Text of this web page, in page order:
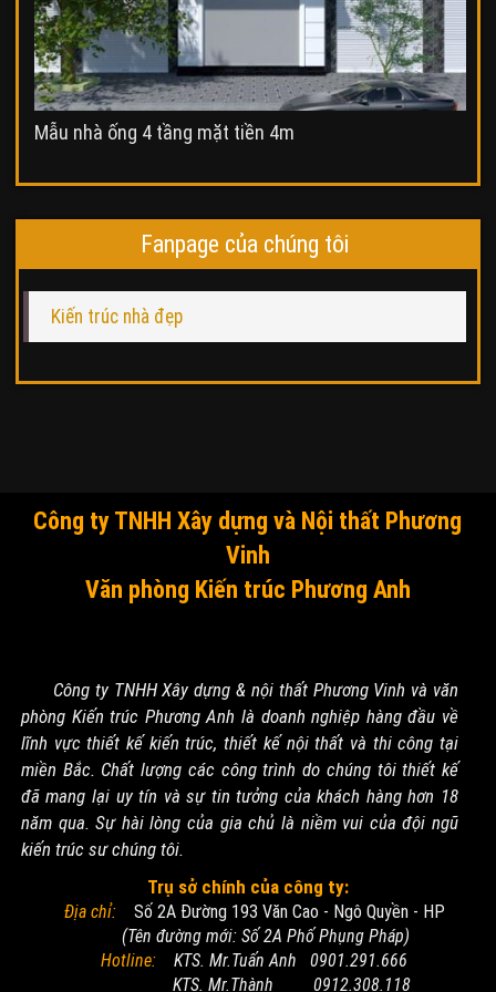
Mẫu nhà ống 4 tầng mặt tiền 4m
Fanpage của chúng tôi
Kiến trúc nhà đẹp
Công ty TNHH Xây dựng và Nội thất Phương
Vinh
Văn phòng Kiến trúc Phương Anh
Công ty TNHH Xây dựng & nội thất Phương Vinh và văn
phòng Kiến trúc Phương Anh là doanh nghiệp hàng đầu về
lĩnh vực thiết kế kiến trúc, thiết kế nội thất và thi công tại
miền Bắc. Chất lượng các công trình do chúng tôi thiết kế
đã mang lại uy tín và sự tin tưởng của khách hàng hơn 18
năm qua. Sự hài lòng của gia chủ là niềm vui của đội ngũ
kiến trúc sư chúng tôi.
Trụ sở chính của công ty:
Địa chỉ:Số 2A Đường 193 Văn Cao - Ngô Quyền - HP
(Tên đường mới: Số 2A Phố Phụng Pháp)
Hotline: KTS. Mr.Tuấn Anh 0901.291.666
KTS. Mr.Thành 0912.308.118